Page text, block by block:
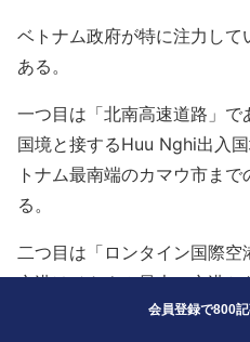
ベトナム政府が特に注力し
ある。
一つ目は「北南高速道路」
国境と接するHuu Nghi出入
トナム最南端のカマウ市ま
る。
二つ目は「ロンタイン国際
空港はベトナム最大の空港
のハブ空港としても期待さ
会員登録で800記